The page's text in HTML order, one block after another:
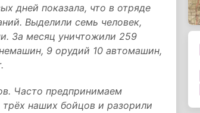
дней показала, что в отряде
Выделили семь человек,
За месяц уничтожили 259
9 орудий 10 автомашин,
Часто предпринимаем
наших бойцов и разорили